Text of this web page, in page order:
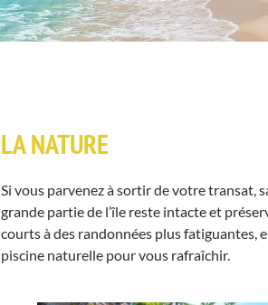
LA NATURE
Si vous parvenez à sortir de votre transat,
grande partie de l’île reste intacte et
courts à des randonnées plus fatiguantes,
piscine naturelle pour vous rafraîchir.